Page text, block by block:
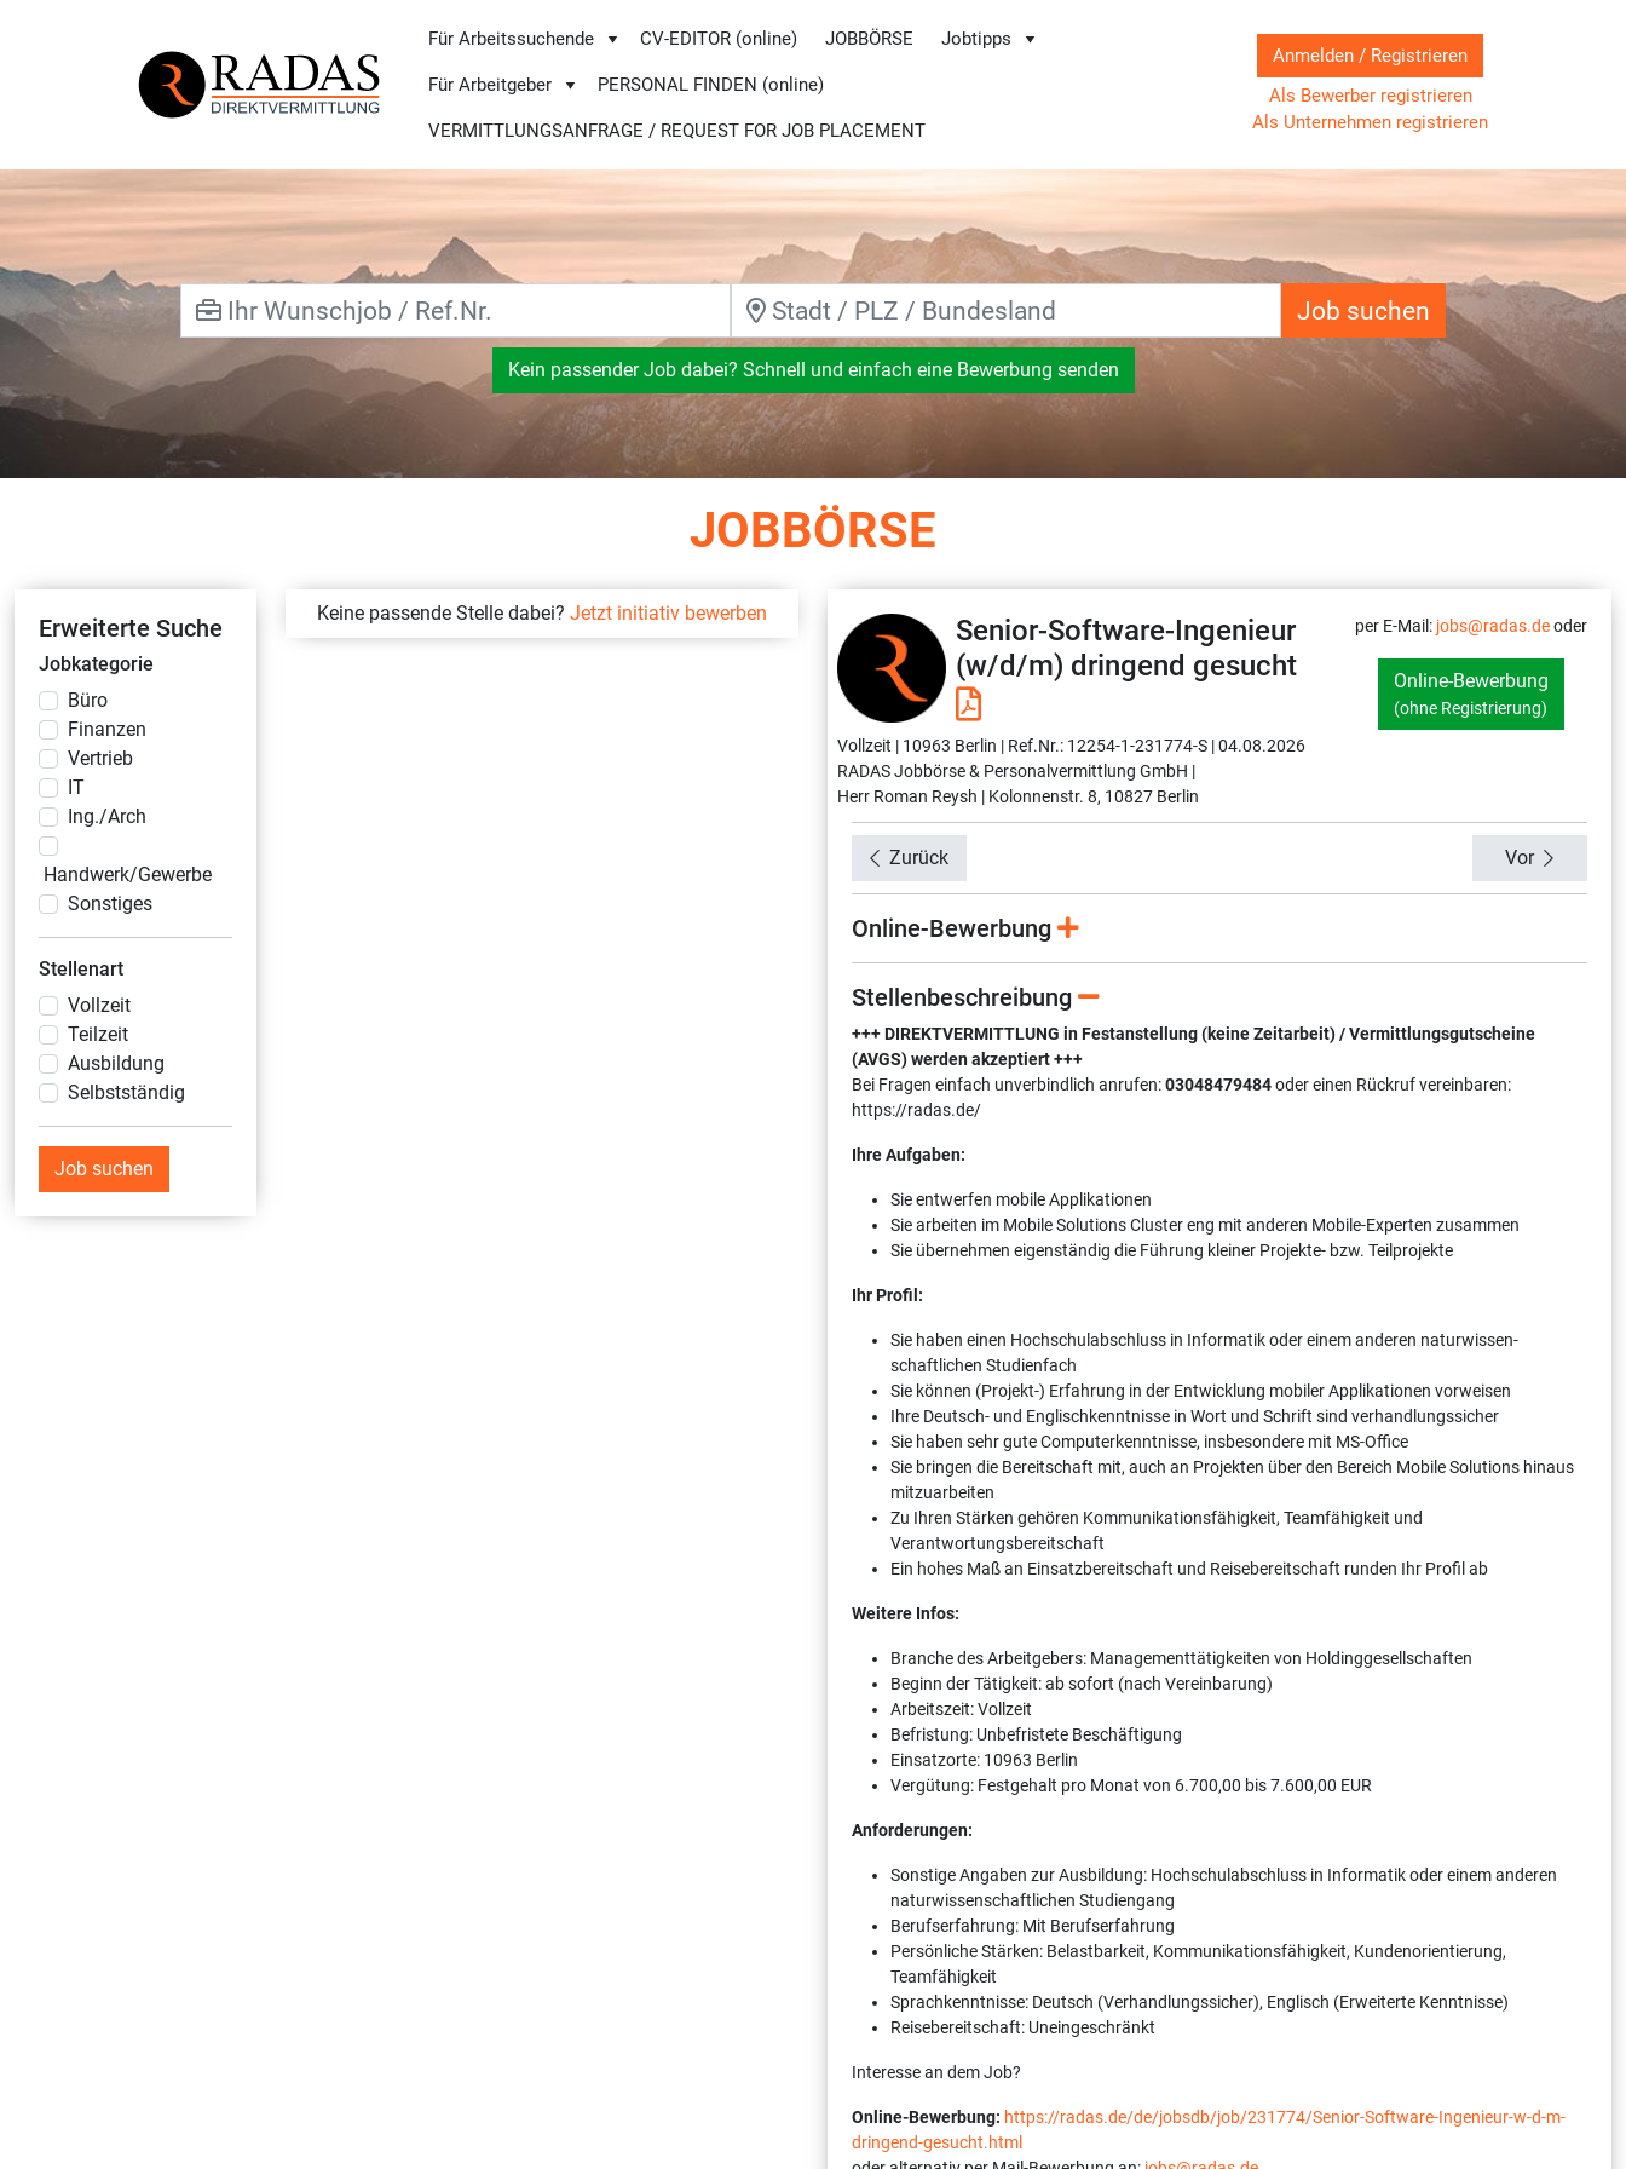
Für Arbeitssuchende CV-EDITOR (online) JOBBÖRSE Jobtipps
Für Arbeitgeber PERSONAL FINDEN (online)
VERMITTLUNGSANFRAGE / REQUEST FOR JOB PLACEMENT
Anmelden / Registrieren
Als Bewerber registrieren
Als Unternehmen registrieren
Job suchen
Kein passender Job dabei? Schnell und einfach eine Bewerbung senden
JOBBÖRSE
Erweiterte Suche
Jobkategorie
Büro
Finanzen
Vertrieb
IT
Ing./Arch
Handwerk/Gewerbe
Sonstiges
Stellenart
Vollzeit
Teilzeit
Ausbildung
Selbstständig
Job suchen
Keine passende Stelle dabei? Jetzt initiativ bewerben
Senior-Software-Ingenieur
(w/d/m) dringend gesucht
Vollzeit | 10963 Berlin | Ref.Nr.: 12254-1-231774-S |04.08.2026
RADAS Jobbörse & Personalvermittlung GmbH |
Herr Roman Reysh | Kolonnenstr. 8, 10827 Berlin
per E-Mail: jobs@radas.deoder
Online-Bewerbung
(ohne Registrierung)
Zurück Vor
Online-Bewerbung
Stellenbeschreibung
+++ DIREKTVERMITTLUNG in Festanstellung (keine Zeitarbeit) / Vermittlungsgutscheine
(AVGS) werden akzeptiert +++
Bei Fragen einfach unverbindlich anrufen:03048479484oder einen Rückruf vereinbaren:
https://radas.de/
Ihre Aufgaben:
Sie entwerfen mobile Applikationen
Sie arbeiten im Mobile Solutions Cluster eng mit anderen Mobile-Experten zusammen
Sie übernehmen eigenständig die Führung kleiner Projekte- bzw. Teilprojekte
Ihr Profil:
Sie haben einen Hoch­schulabschluss in Informatik oder einem anderen natur­wissen­
schaftlichen Studienfach
Sie können (Projekt-) Erfahrung in der Entwicklung mobiler Applikationen vorweisen
Ihre Deutsch- und Englischkenntnisse in Wort und Schrift sind verhandlungssicher
Sie haben sehr gute Computerkenntnisse, insbesondere mit MS-Office
Sie bringen die Bereitschaft mit, auch an Projekten über den Bereich Mobile Solutions hinaus
mitzuarbeiten
Zu Ihren Stärken gehören Kommunikationsfähigkeit, Teamfähigkeit und
Verantwortungsbereitschaft
Ein hohes Maß an Einsatzbereitschaft und Reisebereitschaft runden Ihr Profil ab
Weitere Infos:
Branche des Arbeitgebers: Managementtätigkeiten von Holdinggesellschaften
Beginn der Tätigkeit: ab sofort (nach Vereinbarung)
Arbeitszeit: Vollzeit
Befristung: Unbefristete Beschäftigung
Einsatzorte: 10963 Berlin
Vergütung: Festgehalt pro Monat von 6.700,00 bis 7.600,00 EUR
Anforderungen:
Sonstige Angaben zur Ausbildung: Hoch­schulabschluss in Informatik oder einem anderen
natur­wissen­schaftlichen Studiengang
Berufserfahrung: Mit Berufserfahrung
Persönliche Stärken: Belastbarkeit, Kommunikationsfähigkeit, Kundenorientierung,
Teamfähigkeit
Sprachkenntnisse: Deutsch (Verhandlungssicher), Englisch (Erweiterte Kenntnisse)
Reisebereitschaft: Uneingeschränkt
Interesse an dem Job?
Online-Bewerbung: https://radas.de/de/jobsdb/job/231774/Senior-Software-Ingenieur-w-d-m-
dringend-gesucht.html